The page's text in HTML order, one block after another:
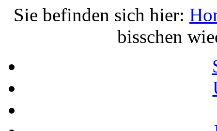
Sie befinden sich hier:
bisschen